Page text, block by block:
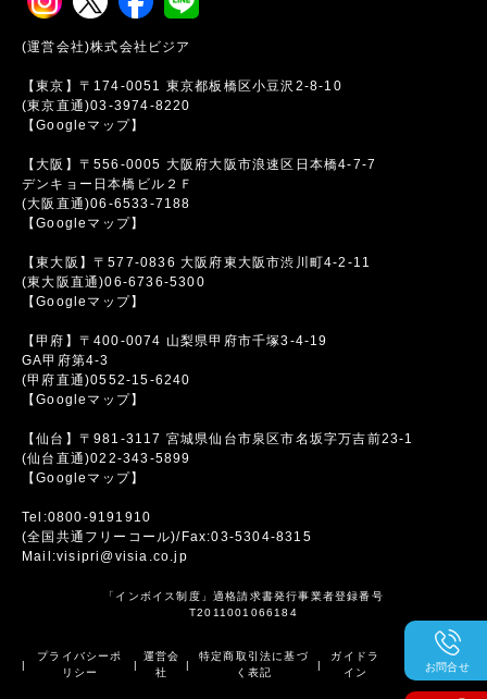
お問合せ
(運営会社)株式会社ビジア
【東京】〒174-0051 東京都板橋区小豆沢2-8-10
(東京直通)03-3974-8220
【Googleマップ】
【大阪】〒556-0005 大阪府大阪市浪速区日本橋4-7-7
デンキョー日本橋ビル２Ｆ
(大阪直通)06-6533-7188
【Googleマップ】
【東大阪】〒577-0836 大阪府東大阪市渋川町4-2-11
(東大阪直通)06-6736-5300
【Googleマップ】
【甲府】〒400-0074 山梨県甲府市千塚3-4-19
GA甲府第4-3
(甲府直通)0552-15-6240
【Googleマップ】
【仙台】〒981-3117 宮城県仙台市泉区市名坂字万吉前23-1
(仙台直通)022-343-5899
【Googleマップ】
Tel:0800-9191910
(全国共通フリーコール)/Fax:03-5304-8315
Mail:visipri@visia.co.jp
「インボイス制度」適格請求書発行事業者登録番号
T2011001066184
|
プライバシーポ
リシー
|
運営会
社
|
特定商取引法に基づ
く表記
|
ガイドラ
イン